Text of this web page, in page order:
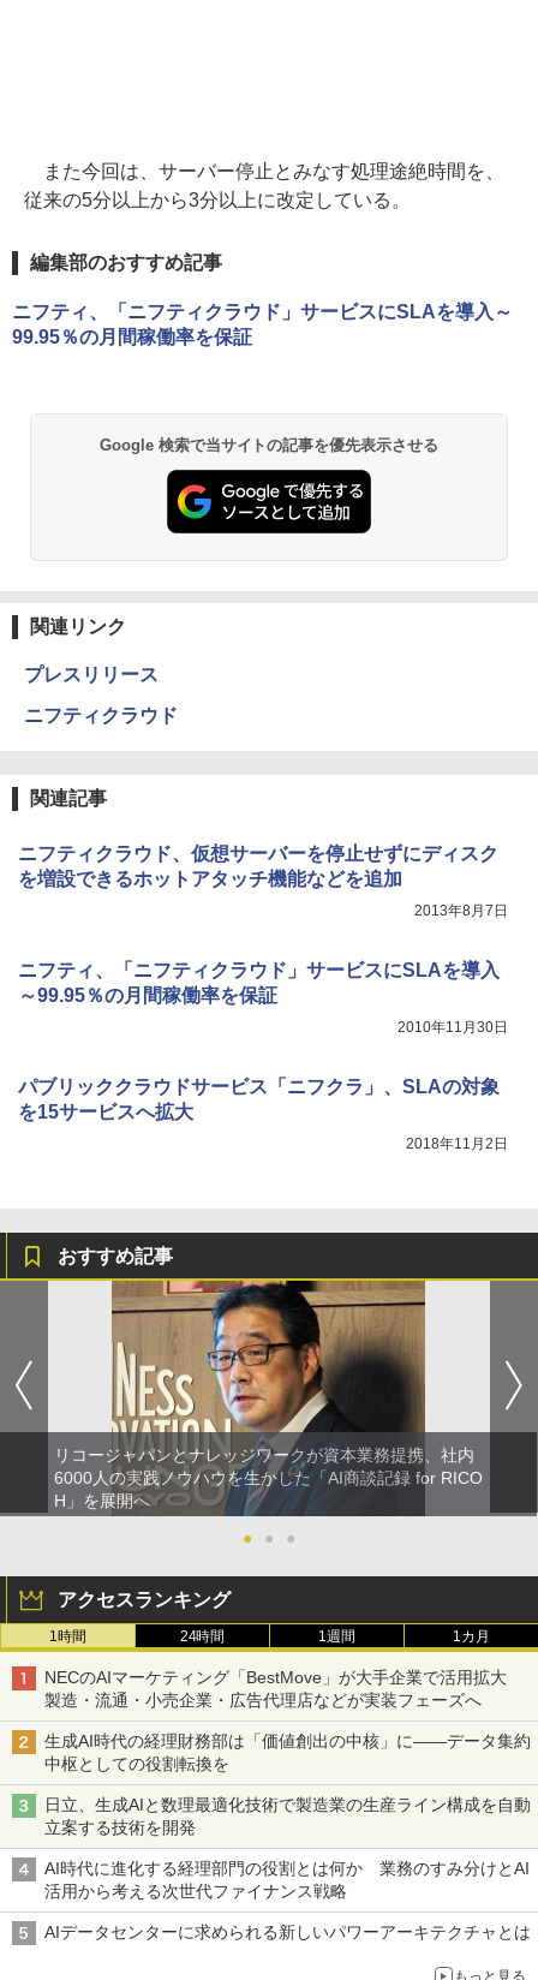
また今回は、サーバー停止とみなす処理途絶時間を、
従来の5分以上から3分以上に改定している。
編集部のおすすめ記事
ニフティ、「ニフティクラウド」サービスにSLAを導入～
99.95％の月間稼働率を保証
Google 検索で当サイトの記事を優先表示させる
関連リンク
プレスリリース
ニフティクラウド
関連記事
ニフティクラウド、仮想サーバーを停止せずにディスク
を増設できるホットアタッチ機能などを追加
2013年8月7日
ニフティ、「ニフティクラウド」サービスにSLAを導入
～99.95％の月間稼働率を保証
2010年11月30日
パブリッククラウドサービス「ニフクラ」、SLAの対象
を15サービスへ拡大
2018年11月2日
おすすめ記事
リコージャパンとナレッジワークが資本業務提携、社内
6000人の実践ノウハウを生かした「AI商談記録 for RICO
H」を展開へ
●
● ●
アクセスランキング
1時間 24時間 1週間 1カ月
NECのAIマーケティング「BestMove」が大手企業で活用拡大
製造・流通・小売企業・広告代理店などが実装フェーズへ
生成AI時代の経理財務部は「価値創出の中核」に――データ集約
中枢としての役割転換を
日立、生成AIと数理最適化技術で製造業の生産ライン構成を自動
立案する技術を開発
AI時代に進化する経理部門の役割とは何か 業務のすみ分けとAI
活用から考える次世代ファイナンス戦略
AIデータセンターに求められる新しいパワーアーキテクチャとは
もっと見る